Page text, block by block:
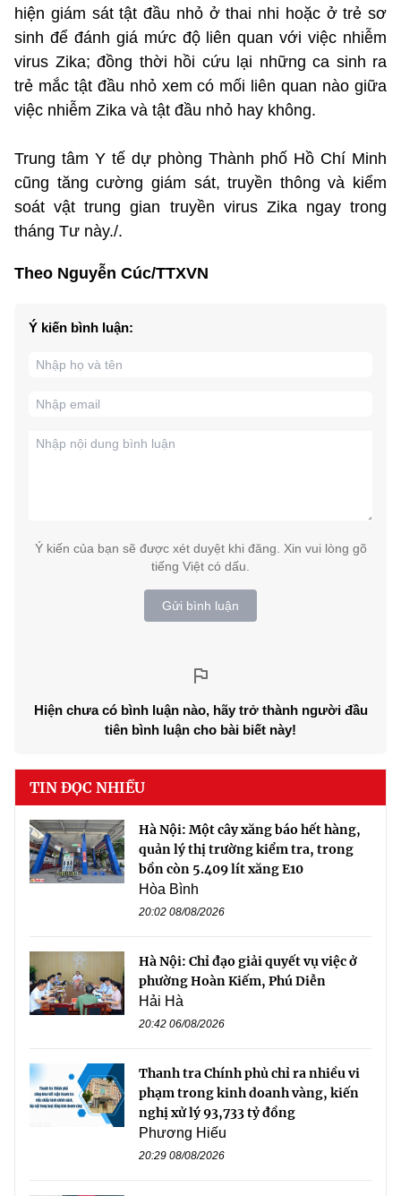
hiện giám sát tật đầu nhỏ ở thai nhi hoặc ở trẻ sơ
sinh để đánh giá mức độ liên quan với việc nhiễm
virus Zika; đồng thời hồi cứu lại những ca sinh ra
trẻ mắc tật đầu nhỏ xem có mối liên quan nào giữa
việc nhiễm Zika và tật đầu nhỏ hay không.
Trung tâm Y tế dự phòng Thành phố Hồ Chí Minh
cũng tăng cường giám sát, truyền thông và kiểm
soát vật trung gian truyền virus Zika ngay trong
tháng Tư này./.
Theo Nguyễn Cúc/TTXVN
Ý kiến bình luận:
Ý kiến của bạn sẽ được xét duyệt khi đăng. Xin vui lòng gõ
tiếng Việt có dấu.
Gửi bình luận
Hiện chưa có bình luận nào, hãy trở thành người đầu
tiên bình luận cho bài biết này!
TIN ĐỌC NHIỀU
Hà Nội: Một cây xăng báo hết hàng,
quản lý thị trường kiểm tra, trong
bồn còn 5.409 lít xăng E10
Hòa Bình
20:02 08/08/2026
Hà Nội: Chỉ đạo giải quyết vụ việc ở
phường Hoàn Kiếm, Phú Diễn
Hải Hà
20:42 06/08/2026
Thanh tra Chính phủ chỉ ra nhiều vi
phạm trong kinh doanh vàng, kiến
nghị xử lý 93,733 tỷ đồng
Phương Hiếu
20:29 08/08/2026